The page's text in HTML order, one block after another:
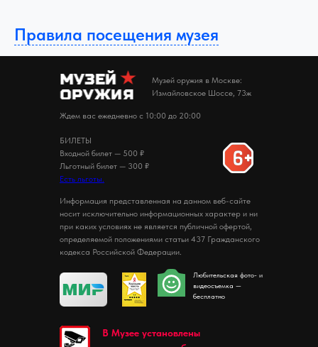
Правила посещения музея
Музей оружия в Москве:
Измайловское Шоссе, 73ж
Информация представленная на данном веб-сайте
носит исключительно информационных характер и ни
при каких условиях не является публичной офертой,
определяемой положениями статьи 437 Гражданского
кодекса Российской Федерации.
В Музее установлены
Ждем вас ежедневно с 10:00 до 20:00
БИЛЕТЫ
Входной билет — 500 ₽
Льготный билет — 300 ₽
Есть льготы.
Любительская фото- и
видеосъемка —
бесплатно